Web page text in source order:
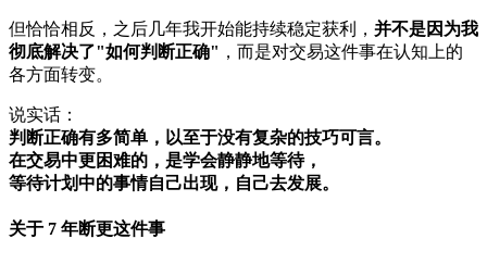
但恰恰相反，之后几年我开始能持续稳定获利， 并不是因为我
彻底解决了"如何判断正确" ，而是对交易这件事在认知上的
各方面转变。
说实话：
判断正确有多简单，以至于没有复杂的技巧可言。
在交易中更困难的，是学会静静地等待，
等待计划中的事情自己出现，自己去发展。
关于 7 年断更这件事